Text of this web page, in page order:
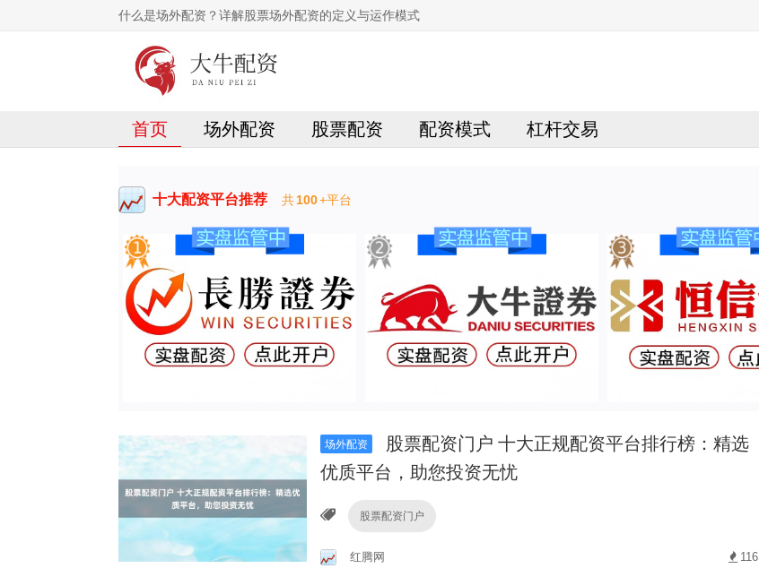
什么是场外配资？详解股票场外配资的定义与运作模式
首页 场外配资 股票配资 配资模式 杠杆交易
十大配资平台推荐 共100+平台
场外配资
股票配资门户 十大正规配资平台排行榜：精选
优质平台，助您投资无忧
股票配资门户
红腾网 116